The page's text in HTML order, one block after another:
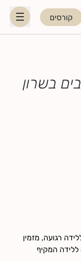
קורסים
בשרון
רגועה, מזמין
המקיף